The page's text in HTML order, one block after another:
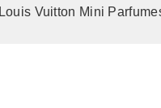
Louis Vuitton Mini